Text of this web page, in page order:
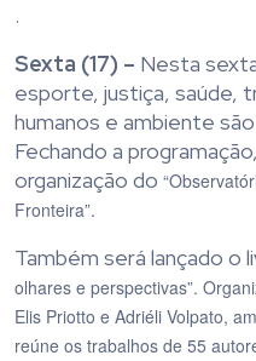
.
Sexta (17) – Nesta
esporte, justiça, saúde,
humanos e ambiente
Fechando a
organização do
Fronteira”.
Também será lançado o
olhares e perspectivas”.
Elis Priotto e Adriéli Volpato,
reúne os trabalhos de 55